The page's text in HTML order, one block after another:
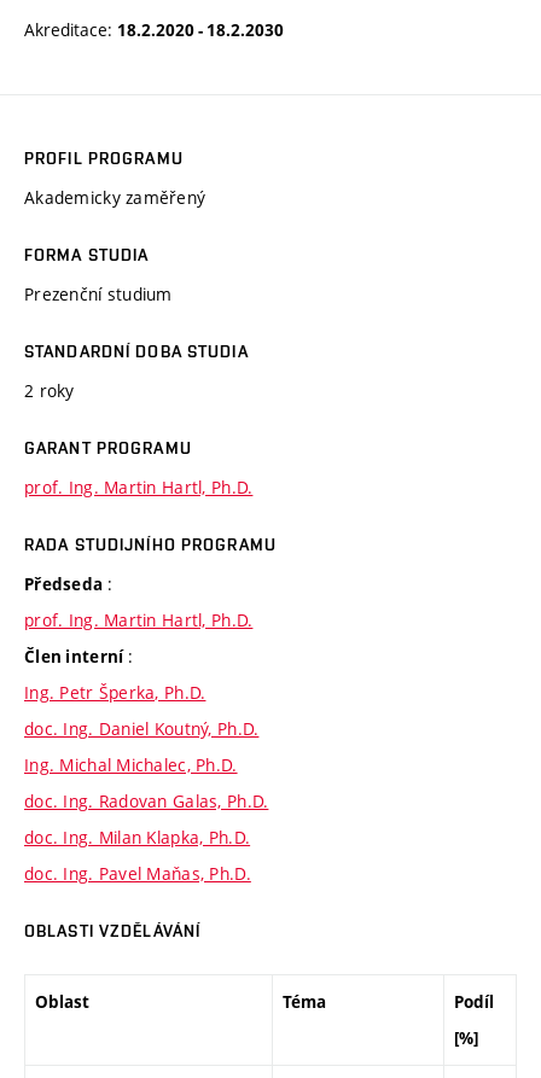
Akreditace: 18.2.2020 - 18.2.2030
PROFIL PROGRAMU
Akademicky zaměřený
FORMA STUDIA
Prezenční studium
STANDARDNÍ DOBA STUDIA
2 roky
GARANT PROGRAMU
prof. Ing. Martin Hartl, Ph.D.
RADA STUDIJNÍHO PROGRAMU
Předseda :
prof. Ing. Martin Hartl, Ph.D.
Člen interní :
Ing. Petr Šperka, Ph.D.
doc. Ing. Daniel Koutný, Ph.D.
Ing. Michal Michalec, Ph.D.
doc. Ing. Radovan Galas, Ph.D.
doc. Ing. Milan Klapka, Ph.D.
doc. Ing. Pavel Maňas, Ph.D.
OBLASTI VZDĚLÁVÁNÍ
Oblast Téma
Podíl
[%]